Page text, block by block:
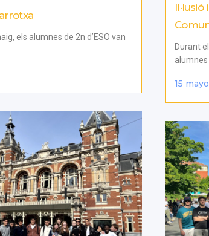
els alumnes de 2n d’ESO van
Durant
alumnes
15